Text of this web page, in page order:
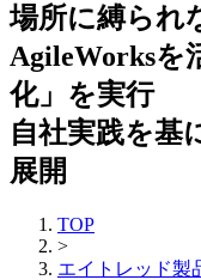
場所に縛られ
AgileWorksを
化」を実行
自社実践を基
展開
TOP
>
エイトレッド製